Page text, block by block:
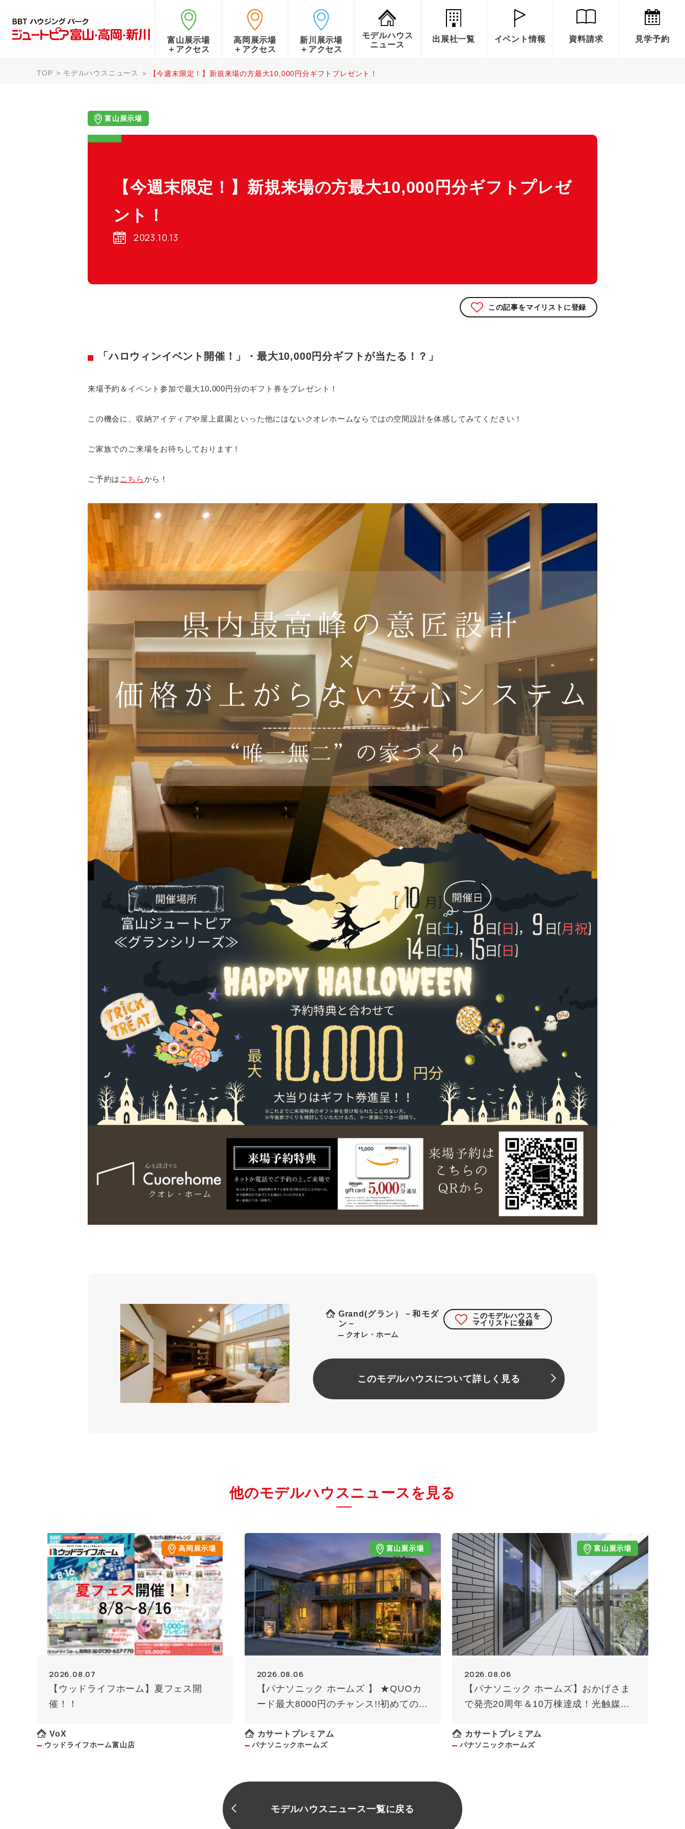
富山展示場
＋アクセス
高岡展示場
＋アクセス
新川展示場
＋アクセス
モデルハウス
ニュース
出展社一覧 イベント情報 資料請求 見学予約
TOP モデルハウスニュース 【今週末限定！】新規来場の方最大10,000円分ギフトプレゼント！
富山展示場
【今週末限定！】新規来場の方最大10,000円分ギフトプレゼ
ント！
2023.10.13
この記事をマイリストに登録
「ハロウィンイベント開催！」・最大10,000円分ギフトが当たる！？」
来場予約＆イベント参加で最大10,000円分のギフト券をプレゼント！
この機会に、収納アイディアや屋上庭園といった他にはないクオレホームならではの空間設計を体感してみてください！
ご家族でのご来場をお待ちしております！
ご予約は こちらから！
Grand(グラン）－和モダ
ン－
クオレ・ホーム
このモデルハウスを
マイリストに登録
このモデルハウスについて詳しく見る
他のモデルハウスニュースを見る
高岡展示場
2026.08.07
【ウッドライフホーム】夏フェス開
催！！
VoX
ウッドライフホーム富山店
富山展示場
2026.08.06
【パナソニック ホームズ 】 ★QUOカ
ード最大8000円のチャンス!!初めての方
カサートプレミアム
パナソニックホームズ
富山展示場
2026.08.06
【パナソニック ホームズ】おかげさま
で発売20周年＆10万棟達成！光触媒外
カサートプレミアム
パナソニックホームズ
モデルハウスニュース一覧に戻る